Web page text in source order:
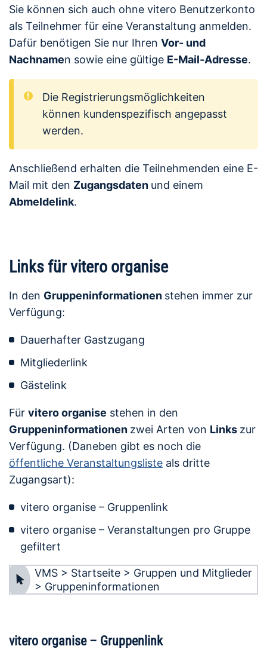
Sie können sich auch ohne vitero Benutzerkonto
als Teilnehmer für eine Veranstaltung anmelden.
Dafür benötigen Sie nur Ihren Vor- und
Nachnamen sowie eine gültige E-Mail-Adresse.
Die Registrierungsmöglichkeiten
können kundenspezifisch angepasst
werden.
Anschließend erhalten die Teilnehmenden eine E-
Mail mit den Zugangsdaten und einem
Abmeldelink.
Links für vitero organise
In den Gruppeninformationen stehen immer zur
Verfügung:
Dauerhafter Gastzugang
Mitgliederlink
Gästelink
Für vitero organise stehen in den
Gruppeninformationen zwei Arten von Links zur
Verfügung. (Daneben gibt es noch die
öffentliche Veranstaltungsliste als dritte
Zugangsart):
vitero organise – Gruppenlink
vitero organise – Veranstaltungen pro Gruppe
gefiltert
VMS > Startseite > Gruppen und Mitglieder
> Gruppeninformationen
vitero organise – Gruppenlink